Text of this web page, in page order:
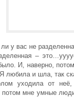
у вас не
–
И, наверно,
любила и шла, так
уходила от
потом мне умные